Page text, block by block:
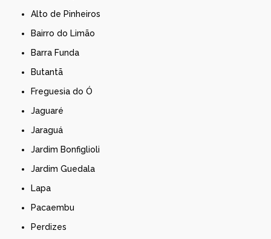
Alto de Pinheiros
Bairro do Limão
Barra Funda
Butantã
Freguesia do Ó
Jaguaré
Jaraguá
Jardim Bonfiglioli
Jardim Guedala
Lapa
Pacaembu
Perdizes